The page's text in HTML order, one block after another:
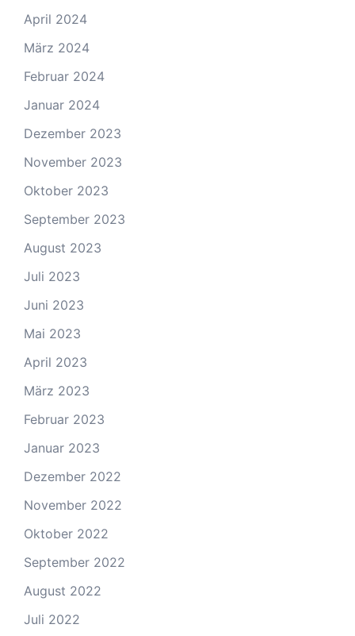
April 2024
März 2024
Februar 2024
Januar 2024
Dezember 2023
November 2023
Oktober 2023
September 2023
August 2023
Juli 2023
Juni 2023
Mai 2023
April 2023
März 2023
Februar 2023
Januar 2023
Dezember 2022
November 2022
Oktober 2022
September 2022
August 2022
Juli 2022